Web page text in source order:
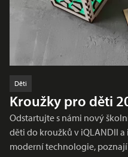
Děti
Kroužky pro děti
Odstartujte s námi nový
děti do kroužků v iQLANDII a
moderní technologie,